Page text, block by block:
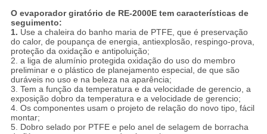
O evaporador giratório de RE-2000E tem características de
seguimento:
1. Use a chaleira do banho maria de PTFE, que é preservação
do calor, de poupança de energia, antiexplosão, respingo-prova,
proteção da oxidação e antipoluição;
2. a liga de alumínio protegida oxidação do uso do membro
preliminar e o plástico de planejamento especial, de que são
duráveis no uso e na beleza na aparência;
3. Tem a função da temperatura e da velocidade de gerencio, a
exposição dobro da temperatura e a velocidade de gerencio;
4. Os componentes usam o projeto de relação do novo tipo, fácil
montar;
5. Dobro selado por PTFE e pelo anel de selagem de borracha